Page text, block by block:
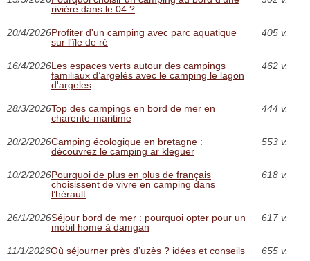
rivière dans le 04 ?
20/4/2026Profiter d'un camping avec parc aquatique
sur l'île de ré
405 v.
16/4/2026Les espaces verts autour des campings
familiaux d’argelès avec le camping le lagon
d'argeles
462 v.
28/3/2026Top des campings en bord de mer en
charente-maritime
444 v.
20/2/2026Camping écologique en bretagne :
découvrez le camping ar kleguer
553 v.
10/2/2026Pourquoi de plus en plus de français
choisissent de vivre en camping dans
l’hérault
618 v.
26/1/2026Séjour bord de mer : pourquoi opter pour un
mobil home à damgan
617 v.
11/1/2026Où séjourner près d’uzès ? idées et conseils 655 v.